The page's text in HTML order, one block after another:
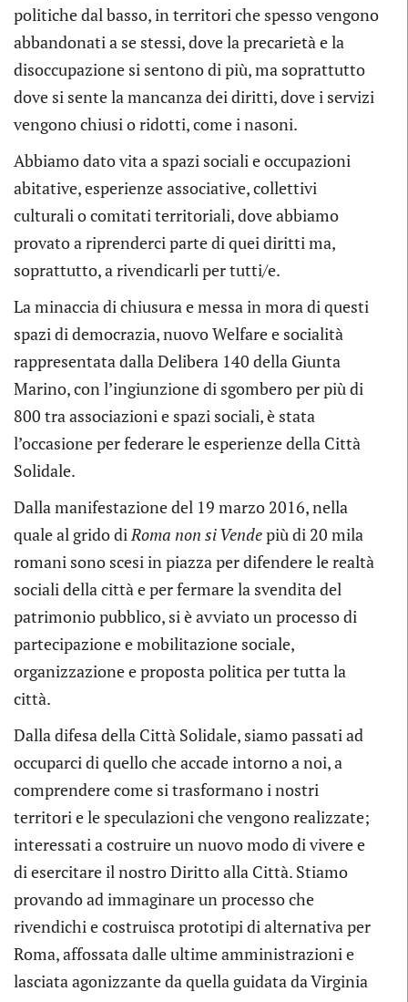
politiche dal basso, in territori che spesso vengono
abbandonati a se stessi, dove la precarietà e la
disoccupazione si sentono di più, ma soprattutto
dove si sente la mancanza dei diritti, dove i servizi
vengono chiusi o ridotti, come i nasoni.
Abbiamo dato vita a spazi sociali e occupazioni
abitative, esperienze associative, collettivi
culturali o comitati territoriali, dove abbiamo
provato a riprenderci parte di quei diritti ma,
soprattutto, a rivendicarli per tutti/e.
La minaccia di chiusura e messa in mora di questi
spazi di democrazia, nuovo Welfare e socialità
rappresentata dalla Delibera 140 della Giunta
Marino, con l’ingiunzione di sgombero per più di
800 tra associazioni e spazi sociali, è stata
l’occasione per federare le esperienze della Città
Solidale.
Dalla manifestazione del 19 marzo 2016, nella
quale al grido diRoma non si Vendepiù di 20 mila
romani sono scesi in piazza per difendere le realtà
sociali della città e per fermare la svendita del
patrimonio pubblico, si è avviato un processo di
partecipazione e mobilitazione sociale,
organizzazione e proposta politica per tutta la
città.
Dalla difesa della Città Solidale, siamo passati ad
occuparci di quello che accade intorno a noi, a
comprendere come si trasformano i nostri
territori e le speculazioni che vengono realizzate;
interessati a costruire un nuovo modo di vivere e
di esercitare il nostro Diritto alla Città. Stiamo
provando ad immaginare un processo che
rivendichi e costruisca prototipi di alternativa per
Roma, affossata dalle ultime amministrazioni e
lasciata agonizzante da quella guidata da Virginia